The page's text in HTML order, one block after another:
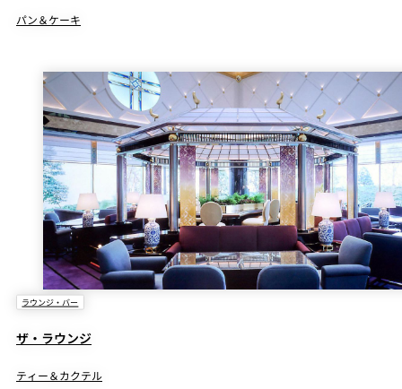
パン＆ケーキ
ラウンジ・バー
ザ・ラウンジ
ティー＆カクテル